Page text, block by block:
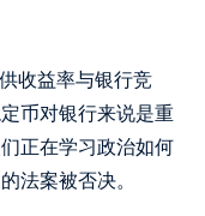
收益率与银行竞
币对银行来说是重
正在学习政治如何
法案被否决。